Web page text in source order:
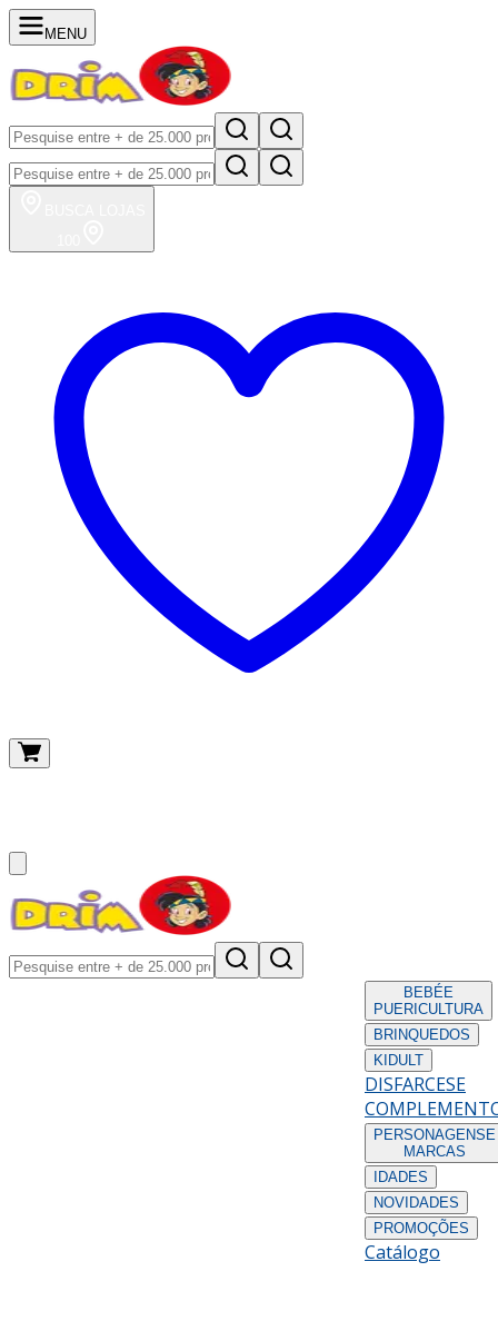
MENU
BEBÉE
PUERICULTURA
BRINQUEDOS
KIDULT
DISFARCESE
PERSONAGENS E
MARCAS
IDADES
NOVIDADES
PROMOÇÕES
Catálogo